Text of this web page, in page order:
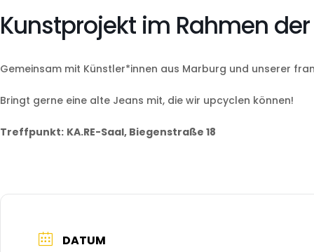
Kunstprojekt im Rahmen
Gemeinsam mit Künstler*innen aus Marburg und unserer
Bringt gerne eine alte Jeans mit, die wir upcyclen können!
Treffpunkt: KA.RE-Saal, Biegenstraße 18
DATUM